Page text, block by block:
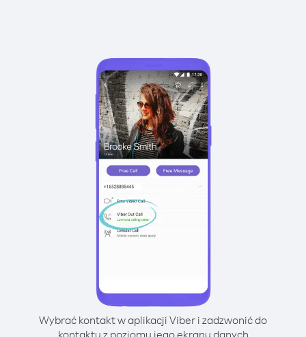
Wybrać kontakt w aplikacji Viber i zadzwonić do
kontaktu z poziomu jego ekranu danych